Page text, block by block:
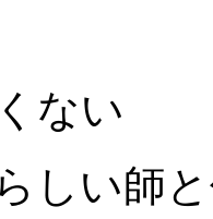
ない
しい師